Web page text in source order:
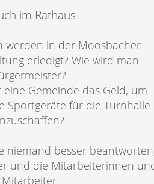
im Rathaus
werden in der Moosbacher
erledigt? Wie wird man
Gemeinde das Geld, um
Sportgeräte für die Turnhalle
niemand besser
und die Mitarbeiterinnen
Mitarbeiter